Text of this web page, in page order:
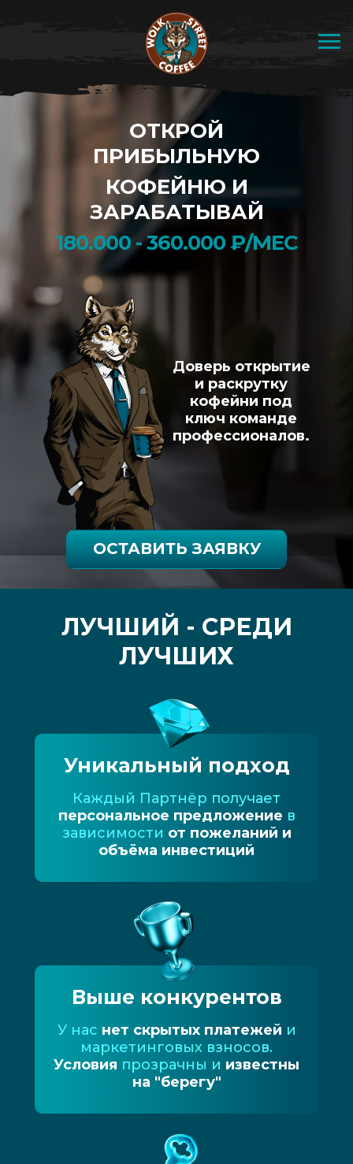
Доверь открытие
и раскрутку
кофейни под
ключ команде
профессионалов.
180.000 - 360.000 ₽/МЕС
КОФЕЙНЮ И
ЗАРАБАТЫВАЙ
ОСТАВИТЬ ЗАЯВКУ
ОТКРОЙ
ПРИБЫЛЬНУЮ
У нас нет скрытых платежей и
маркетинговых взносов.
Условия прозрачны и известны
на "берегу"
Выше конкурентов
Каждый Партнёр получает
персональное предложение в
зависимости от пожеланий и
объёма инвестиций
Уникальный подход
ЛУЧШИЙ - СРЕДИ
ЛУЧШИХ